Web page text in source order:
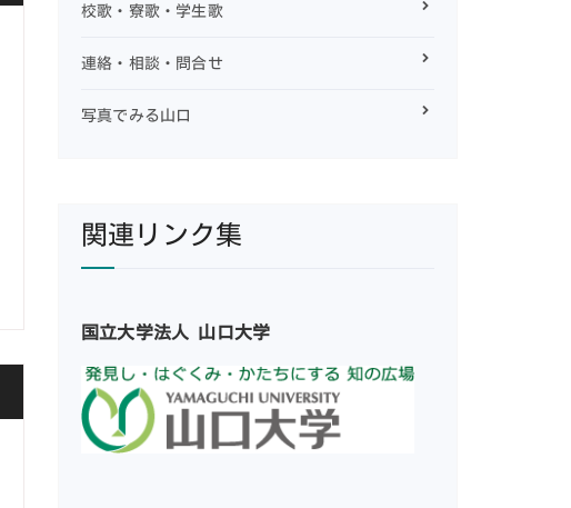
校歌・寮歌・学生歌
連絡・相談・問合せ
写真でみる山口
関連リンク集
国立大学法人 山口大学